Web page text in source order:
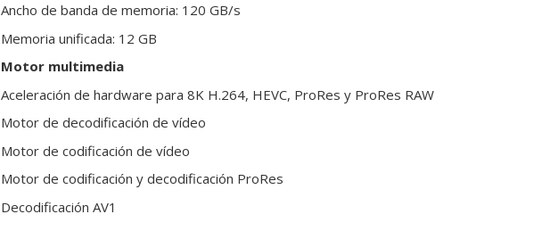
Ancho de banda de memoria: 120 GB/s
Memoria unificada: 12 GB
Motor multimedia
Aceleración de hardware para 8K H.264, HEVC, ProRes y ProRes RAW
Motor de decodificación de vídeo
Motor de codificación de vídeo
Motor de codificación y decodificación ProRes
Decodificación AV1